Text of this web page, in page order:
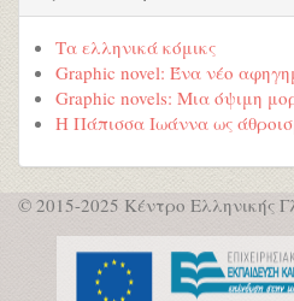
Τα ελληνικά κόμικς
Graphic novel: Ένα νέο
Graphic novels: Μια όψιμη
Η Πάπισσα Ιωάννα ως
© 2015-2025 Κέντρο Ελληνικής